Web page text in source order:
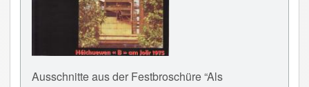
Ausschnitte aus der Festbroschüre “Als